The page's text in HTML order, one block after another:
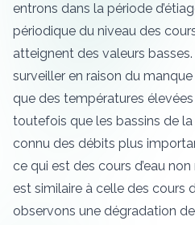
entrons dans la période
périodique du niveau des
atteignent des valeurs
surveiller en raison du
que des températures
toutefois que les bassins de
connu des débits plus
ce qui est des cours d’eau
est similaire à celle des cours
observons une dégradation